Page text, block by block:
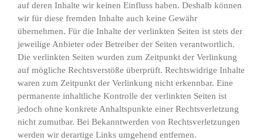
auf deren Inhalte wir keinen Einfluss haben. Deshalb können
wir für diese fremden Inhalte auch keine Gewähr
übernehmen. Für die Inhalte der verlinkten Seiten ist stets der
jeweilige Anbieter oder Betreiber der Seiten verantwortlich.
Die verlinkten Seiten wurden zum Zeitpunkt der Verlinkung
auf mögliche Rechtsverstöße überprüft. Rechtswidrige Inhalte
waren zum Zeitpunkt der Verlinkung nicht erkennbar. Eine
permanente inhaltliche Kontrolle der verlinkten Seiten ist
jedoch ohne konkrete Anhaltspunkte einer Rechtsverletzung
nicht zumutbar. Bei Bekanntwerden von Rechtsverletzungen
werden wir derartige Links umgehend entfernen.